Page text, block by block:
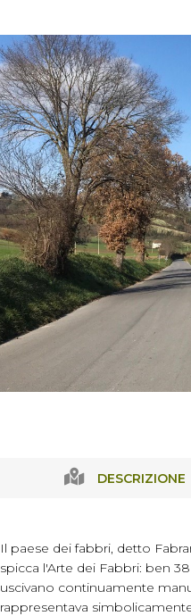
DESCRIZIONE
Il paese dei fabbri, detto
spicca l'Arte dei Fabbri: ben
uscivano continuamente
rappresentava